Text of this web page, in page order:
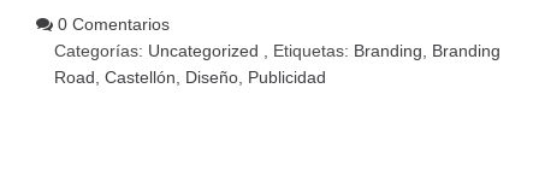
0 Comentarios
Categorías: Uncategorized , Etiquetas: Branding
Branding
Road Castellón Diseño Publicidad